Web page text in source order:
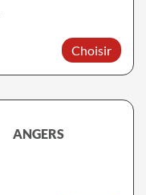
Choisir
ANGERS